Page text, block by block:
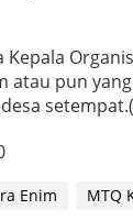
Kepala
atau pun
Enim
MTQ